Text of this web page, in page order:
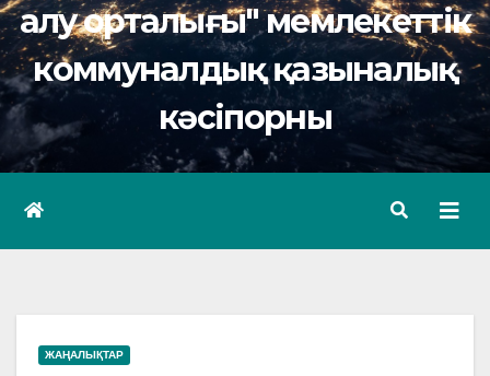
алу орталығы" мемлекеттік
коммуналдық қазыналық
кәсіпорны
ЖАҢАЛЫҚТАР